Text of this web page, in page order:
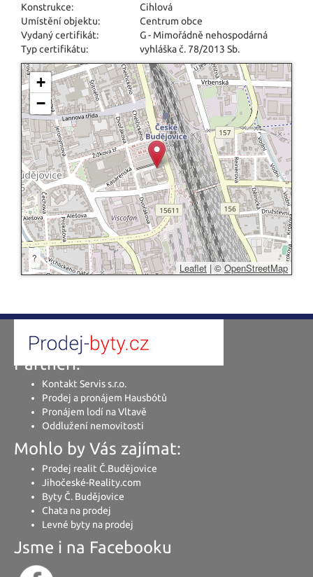
Konstrukce:
Cihlová
Umístění objektu:
Centrum obce
Vydaný certifikát:
G - Mimořádně nehospodárná
Typ certifikátu:
vyhláška č. 78/2013 Sb.
+
−
?
Leaflet | ©OpenStreetMap
Partneři:
Kontakt Servis s.r.o.
Prodej a pronájem Hausbótů
Pronájem lodí na Vltavě
Oddlužení nemovitosti
Mohlo by Vás zajímat:
Prodej realit Č.Budějovice
Jihočeské-Reality.com
Byty Č. Budějovice
Chata na prodej
Levné byty na prodej
Jsme i na Facebooku